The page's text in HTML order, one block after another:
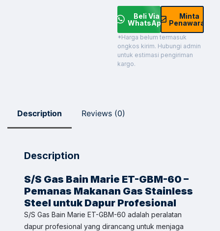
Beli Via
WhatsApp
Minta
Penawaran
*Harga belum termasuk
ongkos kirim. Hubungi admin
untuk estimasi pengiriman
kargo.
Description Reviews (0)
Description
S/S Gas Bain Marie ET-GBM-60 –
Pemanas Makanan Gas Stainless
Steel untuk Dapur Profesional
S/S Gas Bain Marie ET-GBM-60 adalah peralatan
dapur profesional yang dirancang untuk menjaga